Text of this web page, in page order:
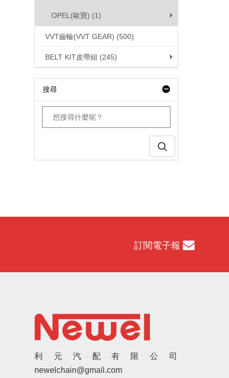
OPEL(歐寶) (1)
VVT齒輪(VVT GEAR) (500)
BELT KIT皮帶組 (245)
搜尋
訂閱電子報
利元汽配有限公司
newelchain@gmail.com